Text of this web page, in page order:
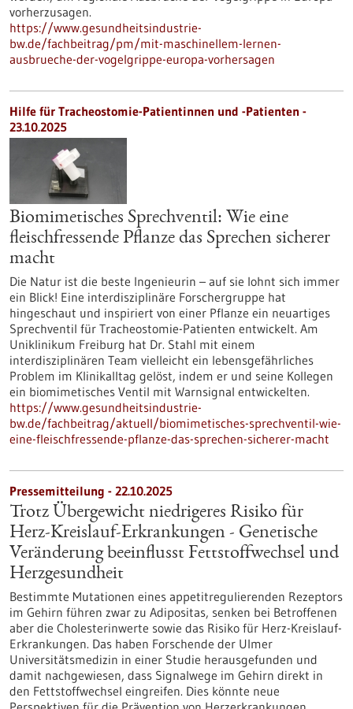
vorherzusagen.
https://www.gesundheitsindustrie-
bw.de/fachbeitrag/pm/mit-maschinellem-lernen-
ausbrueche-der-vogelgrippe-europa-vorhersagen
Hilfe für Tracheostomie-Patientinnen und -Patienten -
23.10.2025
Biomimetisches Sprechventil: Wie eine
fleischfressende Pflanze das Sprechen sicherer
macht
Die Natur ist die beste Ingenieurin – auf sie lohnt sich immer
ein Blick! Eine interdisziplinäre Forschergruppe hat
hingeschaut und inspiriert von einer Pflanze ein neuartiges
Sprechventil für Tracheostomie-Patienten entwickelt. Am
Uniklinikum Freiburg hat Dr. Stahl mit einem
interdisziplinären Team vielleicht ein lebensgefährliches
Problem im Klinikalltag gelöst, indem er und seine Kollegen
ein biomimetisches Ventil mit Warnsignal entwickelten.
https://www.gesundheitsindustrie-
bw.de/fachbeitrag/aktuell/biomimetisches-sprechventil-wie-
eine-fleischfressende-pflanze-das-sprechen-sicherer-macht
Pressemitteilung - 22.10.2025
Trotz Übergewicht niedrigeres Risiko für
Herz-Kreislauf-Erkrankungen - Genetische
Veränderung beeinflusst Fettstoffwechsel und
Herzgesundheit
Bestimmte Mutationen eines appetitregulierenden Rezeptors
im Gehirn führen zwar zu Adipositas, senken bei Betroffenen
aber die Cholesterinwerte sowie das Risiko für Herz-Kreislauf-
Erkrankungen. Das haben Forschende der Ulmer
Universitätsmedizin in einer Studie herausgefunden und
damit nachgewiesen, dass Signalwege im Gehirn direkt in
den Fettstoffwechsel eingreifen. Dies könnte neue